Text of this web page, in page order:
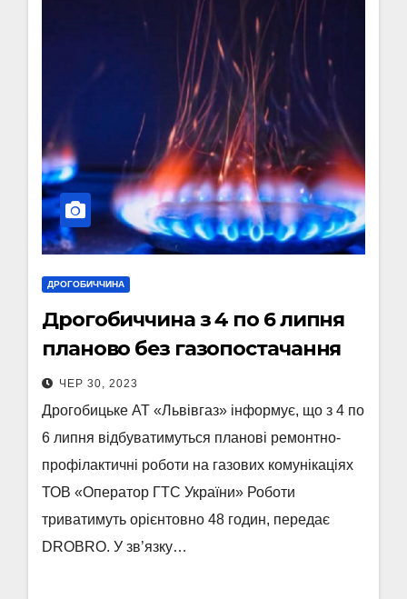
ДРОГОБИЧЧИНА
Дрогобиччина з 4 по 6 липня
планово без газопостачання
ЧЕР 30, 2023
Дрогобицьке АТ «Львівгаз» інформує, що з 4 по
6 липня відбуватимуться планові ремонтно-
профілактичні роботи на газових комунікаціях
ТОВ «Оператор ГТС України» Роботи
триватимуть орієнтовно 48 годин, передає
DROBRO. У зв’язку…